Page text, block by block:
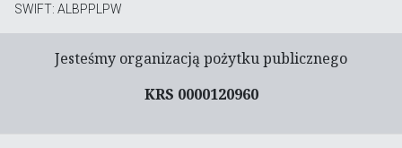
SWIFT: ALBPPLPW
Jesteśmy organizacją pożytku publicznego
KRS 0000120960